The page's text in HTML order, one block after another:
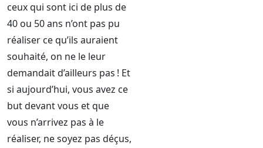
ceux qui sont ici de plus de
40 ou 50 ans n’ont pas pu
réaliser ce qu’ils auraient
souhaité, on ne le leur
demandait d’ailleurs pas ! Et
si aujourd’hui, vous avez ce
but devant vous et que
vous n’arrivez pas à le
réaliser, ne soyez pas déçus,